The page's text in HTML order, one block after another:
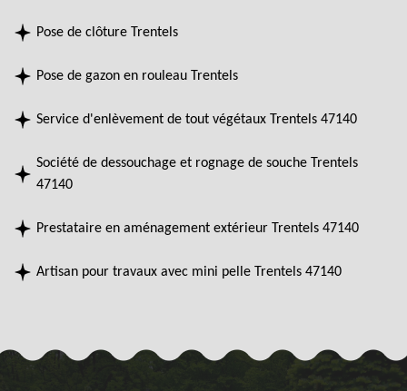
Pose de clôture Trentels
Pose de gazon en rouleau Trentels
Service d'enlèvement de tout végétaux Trentels 47140
Société de dessouchage et rognage de souche Trentels
47140
Prestataire en aménagement extérieur Trentels 47140
Artisan pour travaux avec mini pelle Trentels 47140